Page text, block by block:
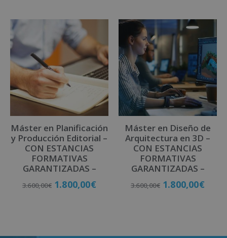
Máster en Planificación
y Producción Editorial –
CON ESTANCIAS
FORMATIVAS
GARANTIZADAS –
3.600,00€ 1.800,00€
Máster en Diseño de
Arquitectura en 3D –
CON ESTANCIAS
FORMATIVAS
GARANTIZADAS –
3.600,00€ 1.800,00€